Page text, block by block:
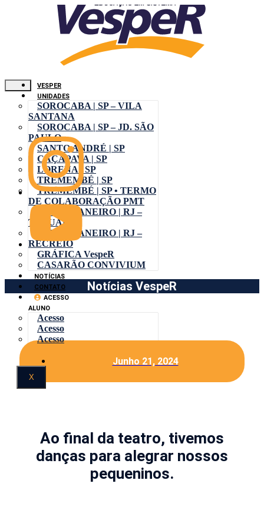
VESPER
UNIDADES
SOROCABA | SP – VILA
SANTANA
SOROCABA | SP – JD. SÃO
PAULO
SANTO ANDRÉ | SP
CAÇAPAVA | SP
LORENA | SP
TREMEMBÉ | SP
TREMEMBÉ | SP • TERMO
DE COLABORAÇÃO PMT
RIO DE JANEIRO | RJ –
TAQUARA
RIO DE JANEIRO | RJ –
RECREIO
GRÁFICA VespeR
CASARÃO CONVIVIUM
NOTÍCIAS
CONTATO
ACESSO
ALUNO
Acesso
Acesso
Acesso
X
Notícias VespeR
Junho 21, 2024
Ao final da teatro, tivemos
danças para alegrar nossos
pequeninos.